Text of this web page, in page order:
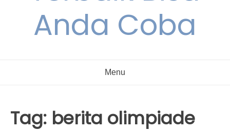
Anda Coba
Menu
Tag: berita olimpiade